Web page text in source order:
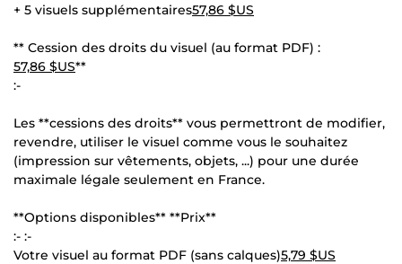
+ 5 visuels supplémentaires57,86 $US
** Cession des droits du visuel (au format PDF) :
57,86 $US**
:-
Les **cessions des droits** vous permettront de modifier,
revendre, utiliser le visuel comme vous le souhaitez
(impression sur vêtements, objets, ...) pour une durée
maximale légale seulement en France.
**Options disponibles** **Prix**
:- :-
Votre visuel au format PDF (sans calques)5,79 $US